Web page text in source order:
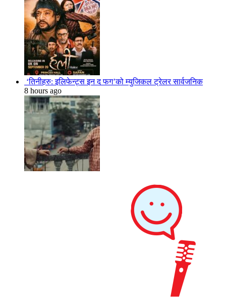
‘तिनीहरु: इलिफेन्ट्स इन द फग’को म्युजिकल ट्रेलर सार्वजनिक
8 hours ago